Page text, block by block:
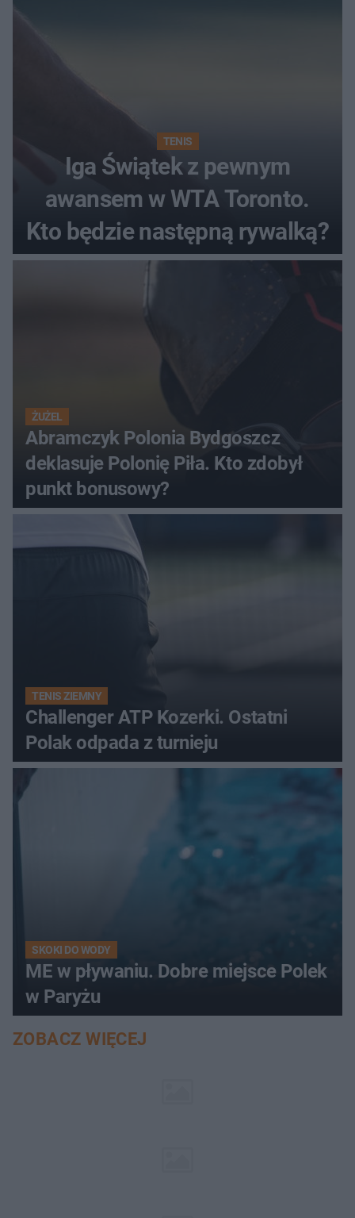
TENIS
Iga Świątek z pewnym
awansem w WTA Toronto.
Kto będzie następną rywalką?
ŻUŻEL
Abramczyk Polonia Bydgoszcz
deklasuje Polonię Piła. Kto zdobył
punkt bonusowy?
TENIS ZIEMNY
Challenger ATP Kozerki. Ostatni
Polak odpada z turnieju
SKOKI DO WODY
ME w pływaniu. Dobre miejsce Polek
w Paryżu
ZOBACZ WIĘCEJ